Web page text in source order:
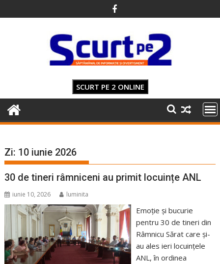
to
SCURT PE 2 ONLINE
Zi: 10 iunie 2026
30 de tineri râmniceni au primit locuințe ANL
iunie 10, 2026 luminita
Emoție și bucurie
pentru 30 de tineri din
Râmnicu Sărat care și-
au ales ieri locuințele
ANL, în ordinea